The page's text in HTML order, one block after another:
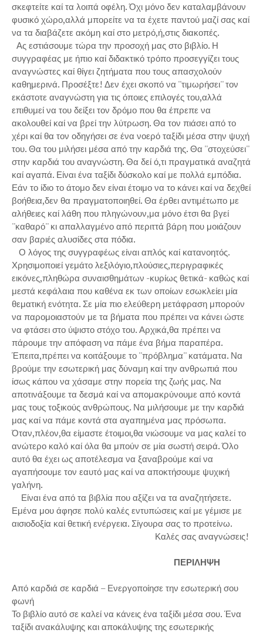
σκεφτείτε καί τα λοιπά οφέλη. Όχι μόνο δεν καταλαμβάνουν
φυσικό χώρο,αλλά μπορείτε να τα έχετε παντού μαζί σας καί
να τα διαβάζετε ακόμη καί στο μετρό,ή,στις διακοπές.
Ας εστιάσουμε τώρα την προσοχή μας στο βιβλίο. Η
συγγραφέας με ήπιο καί διδακτικό τρόπο προσεγγίζει τους
αναγνώστες καί θίγει ζητήματα που τους απασχολούν
καθημερινά. Προσέξτε! Δεν έχει σκοπό να ''τιμωρήσει'' τον
εκάστοτε αναγνώστη για τις όποιες επιλογές του,αλλά
επιθυμεί να του δείξει τον δρόμο που θα έπρεπε να
ακολουθεί καί να βρεί την λύτρωση. Θα τον πιάσει από το
χέρι καί θα τον οδηγήσει σε ένα νοερό ταξίδι μέσα στην ψυχή
του. Θα του μιλήσει μέσα από την καρδιά της. Θα ''στοχεύσει''
στην καρδιά του αναγνώστη. Θα δεί ό,τι πραγματικά αναζητά
καί αγαπά. Είναι ένα ταξίδι δύσκολο καί με πολλά εμπόδια.
Εάν το ίδιο το άτομο δεν είναι έτοιμο να το κάνει καί να δεχθεί
βοήθεια,δεν θα πραγματοποιηθεί. Θα έρθει αντιμέτωπο με
αλήθειες καί λάθη που πληγώνουν,μα μόνο έτσι θα βγεί
''καθαρό'' κι απαλλαγμένο από περιττά βάρη που μοιάζουν
σαν βαριές αλυσίδες στα πόδια.
Ο λόγος της συγγραφέως είναι απλός καί κατανοητός.
Χρησιμοποιεί γεμάτο λεξιλόγιο,πλούσιες,περιγραφικές
εικόνες,πληθώρα συναισθημάτων -κυρίως θετικά- καθώς καί
μεστά κεφάλαια που καθένα εκ των οποίων εσωκλείει μία
θεματική ενότητα. Σε μία πιο ελεύθερη μετάφραση μπορούν
να παρομοιαστούν με τα βήματα που πρέπει να κάνει ώστε
να φτάσει στο ύψιστο στόχο του. Αρχικά,θα πρέπει να
πάρουμε την απόφαση να πάμε ένα βήμα παραπέρα.
Έπειτα,πρέπει να κοιτάξουμε το ''πρόβλημα'' κατάματα. Να
βρούμε την εσωτερική μας δύναμη καί την ανθρωπιά που
ίσως κάπου να χάσαμε στην πορεία της ζωής μας. Να
αποτινάξουμε τα δεσμά καί να απομακρύνουμε από κοντά
μας τους τοξικούς ανθρώπους. Να μιλήσουμε με την καρδιά
μας καί να πάμε κοντά στα αγαπημένα μας πρόσωπα.
Όταν,πλέον,θα είμαστε έτοιμοι,θα νιώσουμε να μας καλεί το
ανώτερο καλό καί όλα θα μπούν σε μία σωστή σειρά. Όλο
αυτό θα έχει ως αποτέλεσμα να ξαναβρούμε καί να
αγαπήσουμε τον εαυτό μας καί να αποκτήσουμε ψυχική
γαλήνη.
Είναι ένα από τα βιβλία που αξίζει να τα αναζητήσετε.
Εμένα μου άφησε πολύ καλές εντυπώσεις καί με γέμισε με
αισιοδοξία καί θετική ενέργεια. Σίγουρα σας το προτείνω.
Καλές σας αναγνώσεις!
ΠΕΡΙΛΗΨΗ
Από καρδιά σε καρδιά – Ενεργοποίησε την εσωτερική σου
φωνή
Το βιβλίο αυτό σε καλεί να κάνεις ένα ταξίδι μέσα σου. Ένα
ταξίδι ανακάλυψης και αποκάλυψης της εσωτερικής